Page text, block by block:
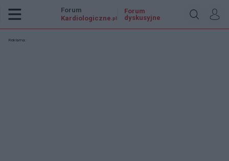
Forum
Kardiologiczne .pl
Forum
dyskusyjne
Reklama: